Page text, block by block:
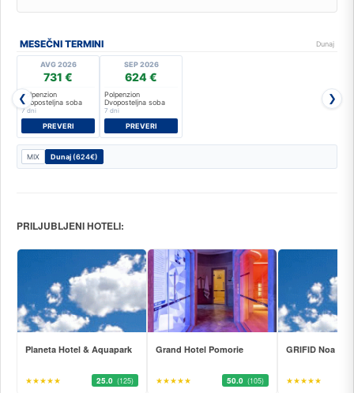
MESEČNI TERMINI Dunaj
❮
AVG 2026
731 €
Polpenzion
Dvoposteljna soba
7 dni
PREVERI
SEP 2026
624 €
Polpenzion
Dvoposteljna soba
7 dni
PREVERI
❯
MIX Dunaj (624€)
PRILJUBLJENI HOTELI:
Planeta Hotel & Aquapark
★★★★★ 25.0 (125)
Grand Hotel Pomorie
★★★★★ 50.0 (105)
GRIFID Noa
★★★★★